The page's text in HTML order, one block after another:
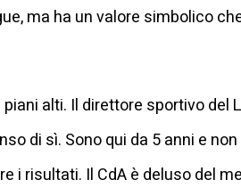
ma ha un valore simbolico
alti. Il direttore sportivo del
di sì. Sono qui da 5 anni e
risultati. Il CdA è deluso del